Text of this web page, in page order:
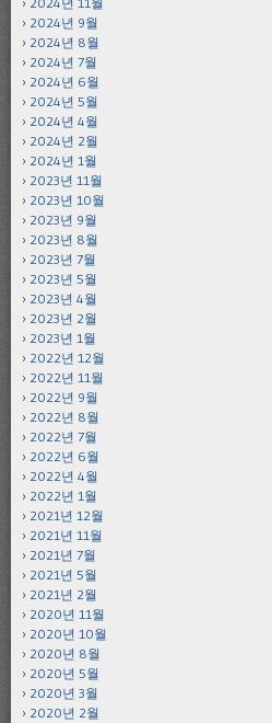
2024년 9월
2024년 8월
2024년 7월
2024년 6월
2024년 5월
2024년 4월
2024년 2월
2024년 1월
2023년 11월
2023년 10월
2023년 9월
2023년 8월
2023년 7월
2023년 5월
2023년 4월
2023년 2월
2023년 1월
2022년 12월
2022년 11월
2022년 9월
2022년 8월
2022년 7월
2022년 6월
2022년 4월
2022년 1월
2021년 12월
2021년 11월
2021년 7월
2021년 5월
2021년 2월
2020년 11월
2020년 10월
2020년 8월
2020년 5월
2020년 3월
2020년 2월